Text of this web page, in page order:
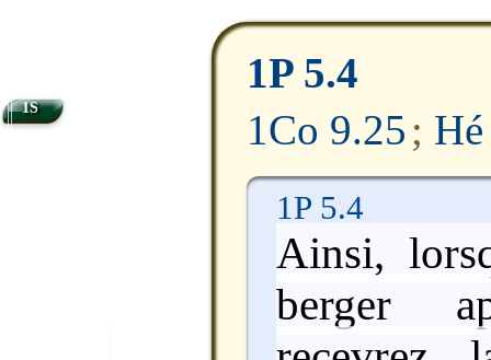
1P 5.4
1Co 9.25;
1P 5.4
Ainsi,
berger
1S